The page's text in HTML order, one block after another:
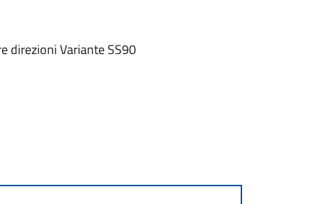
direzioni Variante SS90